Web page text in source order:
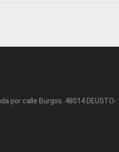
por calle Burgos. 48014 DEUSTO-